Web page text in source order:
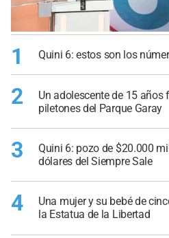
1 Quini 6: estos son los
2
Un adolescente de 15
piletones del Parque Garay
3
Quini 6: pozo de $20.000
dólares del Siempre Sale
4
Una mujer y su bebé de
la Estatua de la Libertad